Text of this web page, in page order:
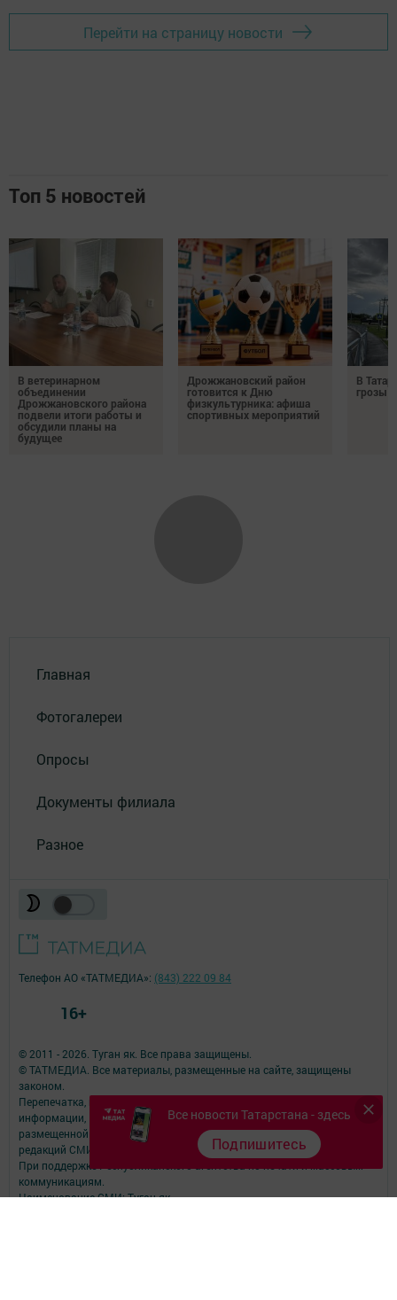
Перейти на страницу новости
Топ 5 новостей
В ветеринарном
объединении
Дрожжановского района
подвели итоги работы и
обсудили планы на
будущее
Дрожжановский район
готовится к Дню
физкультурника: афиша
спортивных мероприятий
В
грозы
Главная
Фотогалереи
Опросы
Документы филиала
Разное
Все новости Татарстана - здесь
Подпишитесь
© 2011 - 2026. Туган як. Все права защищены.
© ТАТМЕДИА. Все материалы, размещенные на сайте, защищены
законом.
Перепечатка, воспроизведение и распространение в любом объеме
информации,
размещенной на сайте, возможна только с письменного согласия
редакций СМИ.
При поддержке Республиканского агентства по печати и массовым
коммуникациям.
Наименование СМИ: Туган як
Телефон АО «ТАТМЕДИА»: (843) 222 09 84
16+